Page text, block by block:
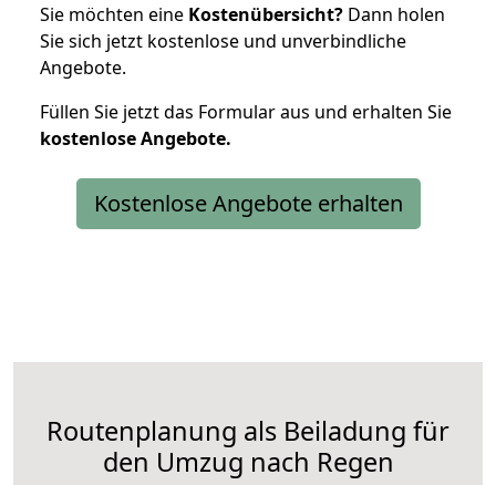
Sie möchten eine Kostenübersicht? Dann holen
Sie sich jetzt kostenlose und unverbindliche
Angebote.
Füllen Sie jetzt das Formular aus und erhalten Sie
kostenloseAngebote.
Kostenlose Angebote erhalten
Routenplanung als Beiladung für
den Umzug nach Regen